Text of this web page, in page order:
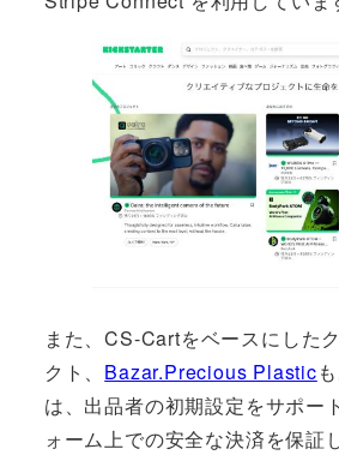
また、CS-Cartをベースにした
クト、 Bazar.Precious Plastic
は、出品者の初期設定をサポー
ォーム上での安全な決済を保証